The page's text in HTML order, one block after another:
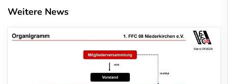
Weitere News